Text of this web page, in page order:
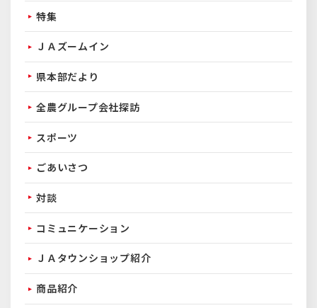
特集
ＪＡズームイン
県本部だより
全農グループ会社探訪
スポーツ
ごあいさつ
対談
コミュニケーション
ＪＡタウンショップ紹介
商品紹介